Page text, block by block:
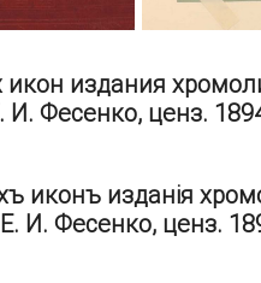
издания
И. Фесенко, ценз.
иконъ изданія
И. Фесенко, ценз.